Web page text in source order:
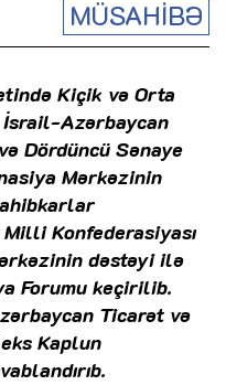
MÜSAHİBƏ
Kiçik və Orta
Azərbaycan
Dördüncü Sənaye
Mərkəzinin
Konfederasiyası
dəstəyi ilə
Forumu keçirilib.
Ticarət və
Kaplun